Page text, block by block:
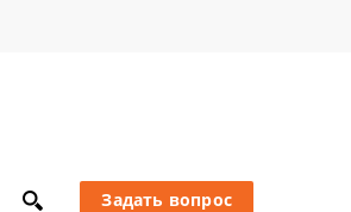
Задать вопрос